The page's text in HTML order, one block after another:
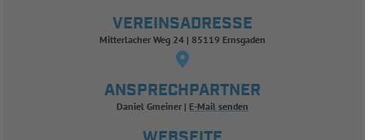
VEREINSADRESSE
Mitterlacher Weg 24 | 85119 Ernsgaden
ANSPRECHPARTNER
Daniel Gmeiner E-Mail senden